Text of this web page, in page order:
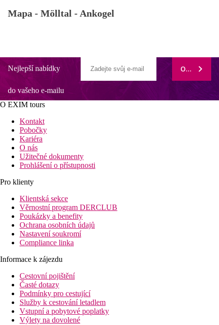
Mapa - Mölltal - Ankogel
Nejlepší nabídky
do vašeho e-mailu
ODEBÍRAT
O EXIM tours
Kontakt
Pobočky
Kariéra
O nás
Užitečné dokumenty
Prohlášení o přístupnosti
Pro klienty
Klientská sekce
Věrnostní program DERCLUB
Poukázky a benefity
Ochrana osobních údajů
Nastavení soukromí
Compliance linka
Informace k zájezdu
Cestovní pojištění
Časté dotazy
Podmínky pro cestující
Služby k cestování letadlem
Vstupní a pobytové poplatky
Výlety na dovolené